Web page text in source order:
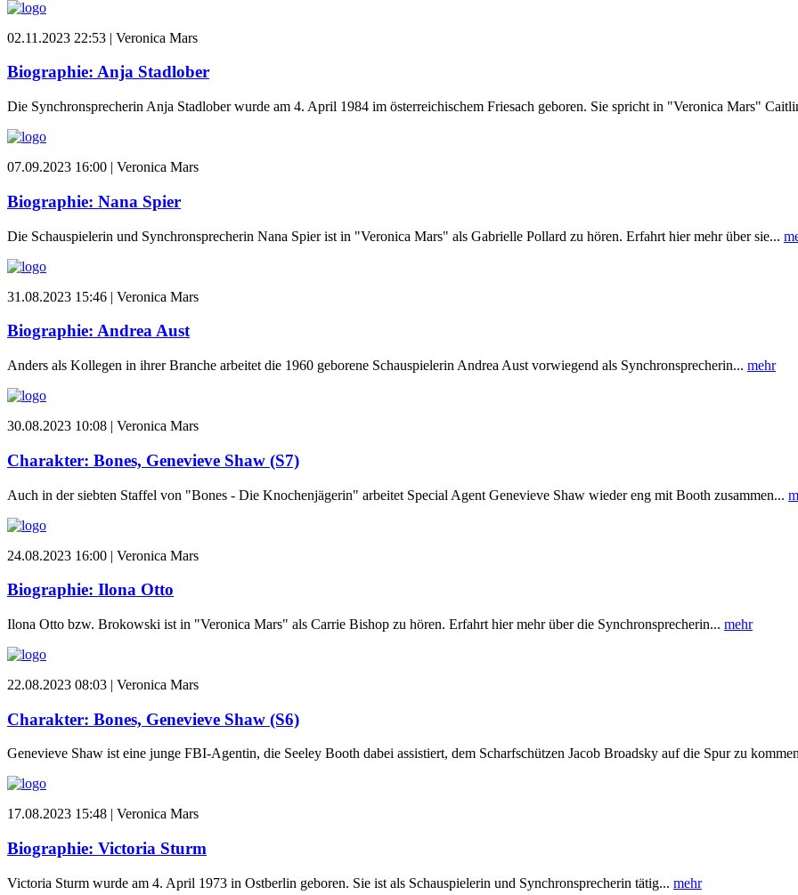
02.11.2023 22:53 | Veronica Mars
Biographie: Anja Stadlober
Die Synchronsprecherin Anja Stadlober wurde am 4. April 1984 im österreichischem Friesach geboren. Sie spricht in "Veronica Mars"
07.09.2023 16:00 | Veronica Mars
Biographie: Nana Spier
Die Schauspielerin und Synchronsprecherin Nana Spier ist in "Veronica Mars" als Gabrielle Pollard zu hören. Erfahrt hier mehr über sie...
31.08.2023 15:46 | Veronica Mars
Biographie: Andrea Aust
Anders als Kollegen in ihrer Branche arbeitet die 1960 geborene Schauspielerin Andrea Aust vorwiegend als Synchronsprecherin... mehr
30.08.2023 10:08 | Veronica Mars
Charakter: Bones, Genevieve Shaw (S7)
Auch in der siebten Staffel von "Bones - Die Knochenjägerin" arbeitet Special Agent Genevieve Shaw wieder eng mit Booth zusammen...
24.08.2023 16:00 | Veronica Mars
Biographie: Ilona Otto
Ilona Otto bzw. Brokowski ist in "Veronica Mars" als Carrie Bishop zu hören. Erfahrt hier mehr über die Synchronsprecherin... mehr
22.08.2023 08:03 | Veronica Mars
Charakter: Bones, Genevieve Shaw (S6)
Genevieve Shaw ist eine junge FBI-Agentin, die Seeley Booth dabei assistiert, dem Scharfschützen Jacob Broadsky auf die Spur zu
17.08.2023 15:48 | Veronica Mars
Biographie: Victoria Sturm
Victoria Sturm wurde am 4. April 1973 in Ostberlin geboren. Sie ist als Schauspielerin und Synchronsprecherin tätig... mehr